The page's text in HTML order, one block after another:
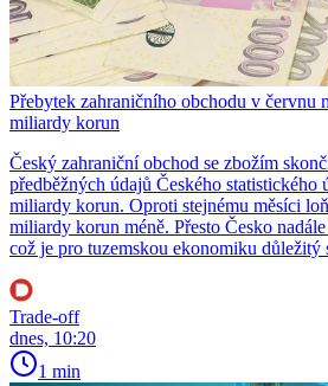
Přebytek zahraničního obchodu v červnu
miliardy korun
Český zahraniční obchod se zbožím
předběžných údajů Českého statistického
miliardy korun. Oproti stejnému měsíci
miliardy korun méně. Přesto Česko
což je pro tuzemskou ekonomiku důležitý
Trade-off
dnes, 10:20
1 min